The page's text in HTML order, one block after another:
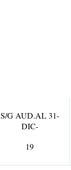
S/G AUD.AL 31-
DIC-
19